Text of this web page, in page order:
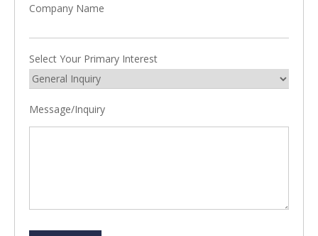
Company Name
Select Your Primary Interest
Message/Inquiry